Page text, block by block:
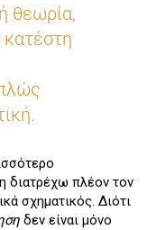
θεωρία,
διατρέχω πλέον τον
σχηματικός. Διότι
δεν είναι μόνο